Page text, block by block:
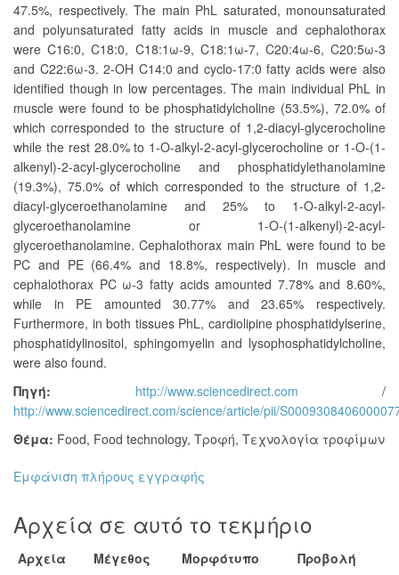
47.5%, respectively. The main PhL saturated, monounsaturated
and polyunsaturated fatty acids in muscle and cephalothorax
were C16:0, C18:0, C18:1ω-9, C18:1ω-7, C20:4ω-6, C20:5ω-3
and C22:6ω-3. 2-OH C14:0 and cyclo-17:0 fatty acids were also
identified though in low percentages. The main individual PhL in
muscle were found to be phosphatidylcholine (53.5%), 72.0% of
which corresponded to the structure of 1,2-diacyl-glycerocholine
while the rest 28.0% to 1-O-alkyl-2-acyl-glycerocholine or 1-O-(1-
alkenyl)-2-acyl-glycerocholine and phosphatidylethanolamine
(19.3%), 75.0% of which corresponded to the structure of 1,2-
diacyl-glyceroethanolamine and 25% to 1-O-alkyl-2-acyl-
glyceroethanolamine or 1-O-(1-alkenyl)-2-acyl-
glyceroethanolamine. Cephalothorax main PhL were found to be
PC and PE (66.4% and 18.8%, respectively). In muscle and
cephalothorax PC ω-3 fatty acids amounted 7.78% and 8.60%,
while in PE amounted 30.77% and 23.65% respectively.
Furthermore, in both tissues PhL, cardiolipine phosphatidylserine,
phosphatidylinositol, sphingomyelin and lysophosphatidylcholine,
were also found.
Πηγή:
http://www.sciencedirect.com
/
http://www.sciencedirect.com/science/article/pii/
Θέμα: Food, Food technology, Τροφή, Τεχνολογία τροφίμων
Εμφάνιση πλήρους εγγραφής
Αρχεία σε αυτό το τεκμήριο
Αρχεία Μέγεθος Μορφότυπο
Προβολή